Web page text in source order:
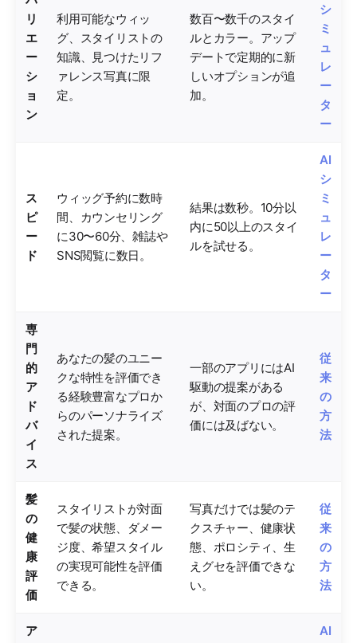
リ
エ
ー
シ
ョ
ン
利用可能なウィッ
グ、スタイリストの
知識、見つけたリフ
ァレンス写真に限
定。
数百〜数千のスタイ
ルとカラー。アップ
デートで定期的に新
しいオプションが追
加。
シ
ミ
ュ
レ
ー
タ
ー
ス
ピ
ー
ド
ウィッグ予約に数時
間、カウンセリング
に30〜60分、雑誌や
SNS閲覧に数日。
結果は数秒。10分以
内に50以上のスタイ
ルを試せる。
AI
シ
ミ
ュ
レ
ー
タ
ー
専
門
的
ア
ド
バ
イ
ス
あなたの髪のユニー
クな特性を評価でき
る経験豊富なプロか
らのパーソナライズ
された提案。
一部のアプリにはAI
駆動の提案がある
が、対面のプロの評
価には及ばない。
従
来
の
方
法
髪
の
健
康
評
価
スタイリストが対面
で髪の状態、ダメー
ジ度、希望スタイル
の実現可能性を評価
できる。
写真だけでは髪のテ
クスチャー、健康状
態、ポロシティ、生
えグセを評価できな
い。
従
来
の
方
法
ア
AI